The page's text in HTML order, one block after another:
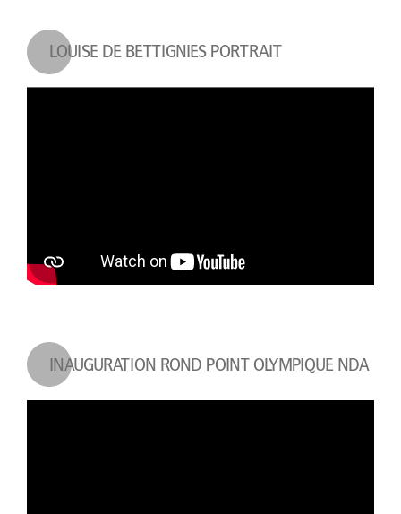
LOUISE DE BETTIGNIES PORTRAIT
INAUGURATION ROND POINT OLYMPIQUE NDA